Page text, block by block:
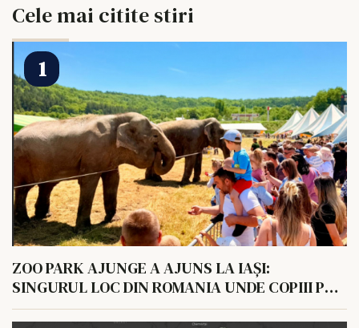
Cele mai citite stiri
ZOO PARK AJUNGE A AJUNS LA IAȘI:
SINGURUL LOC DIN ROMANIA UNDE COPIII POT
HRANI UN ELEFANT